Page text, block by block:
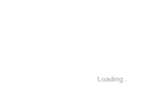
Loading...